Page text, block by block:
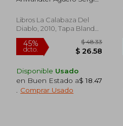
Libros La Calabaza Del
Diablo, 2010, Tapa Blanda,
Nuevo
Disponible Usado
en Buen Estado a$ 18.47
Comprar Usado